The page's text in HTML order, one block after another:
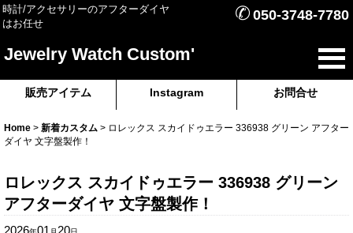
時計/アクセサリーのアフターダイヤ
はお任せ
✆ 050-3748-7780
Jewelry Watch Custom'
販売アイテム Instagram お問合せ
Home > 新着カスタム > ロレックス スカイドゥエラー 336938 グリーン アフター
ダイヤ 文字盤製作！
ロレックス スカイドゥエラー 336938 グリーン
アフターダイヤ 文字盤製作！
2026 01 20